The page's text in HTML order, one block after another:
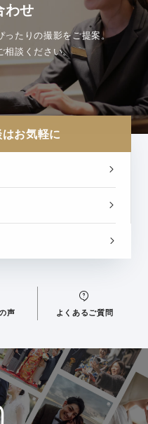
わせ
ったりの撮影をご提案。
相談ください。
お気軽に
声 よくあるご質問